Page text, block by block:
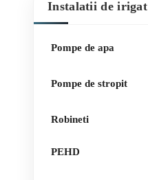
Instalatii de irigat
Pompe de apa
Pompe de stropit
Robineti
PEHD